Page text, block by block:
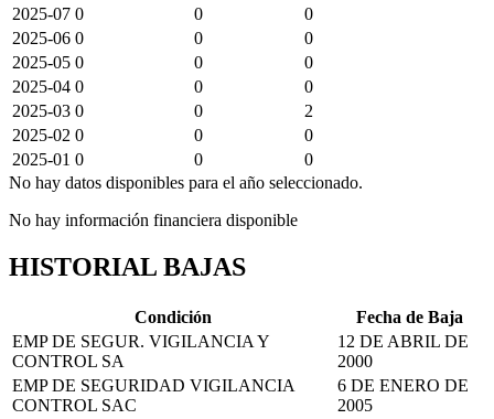
2025-07 0 0
0
2025-06 0 0
0
2025-05 0 0
0
2025-04 0 0
0
2025-03 0 0
2
2025-02 0 0
0
2025-01 0 0
0
No hay datos disponibles para el año seleccionado.
No hay información financiera disponible
HISTORIAL BAJAS
Condición
Fecha de Baja
EMP DE SEGUR. VIGILANCIA Y
CONTROL SA
12 DE ABRIL DE
2000
EMP DE SEGURIDAD VIGILANCIA
CONTROL SAC
6 DE ENERO DE
2005